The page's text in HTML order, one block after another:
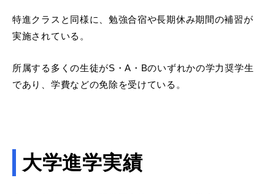
特進クラスと同様に、勉強合宿や長期休み期間の補習が
実施されている。
所属する多くの生徒がS・A・Bのいずれかの学力奨学生
であり、学費などの免除を受けている。
大学進学実績